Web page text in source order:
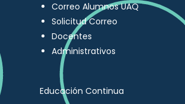
Correo Alumnos UAQ
Solicitud Correo
Docentes
Administrativos
Educación Continua